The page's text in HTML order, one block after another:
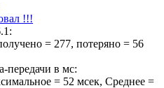
!!!
= 277, потеряно = 56
передачи в мс:
= 52 мсек, Среднее =